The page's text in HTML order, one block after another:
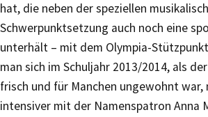
hat, die neben der speziellen
Schwerpunktsetzung auch noch eine
unterhält – mit dem Olympia-
man sich im Schuljahr 2013/2014, als
frisch und für Manchen ungewohnt war,
intensiver mit der Namenspatron Anna